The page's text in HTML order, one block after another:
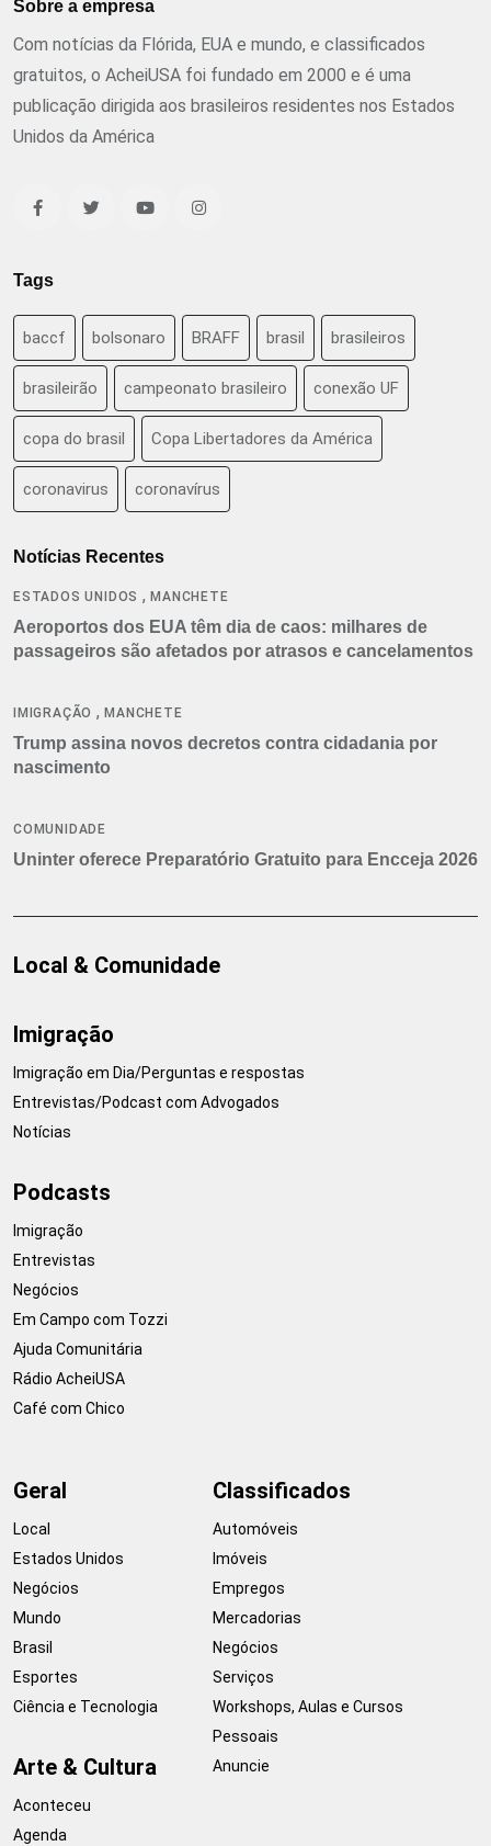
Sobre a empresa
Com notícias da Flórida, EUA e mundo, e classificados
gratuitos, o AcheiUSA foi fundado em 2000 e é uma
publicação dirigida aos brasileiros residentes nos Estados
Unidos da América
Tags
baccf bolsonaro BRAFF brasil brasileiros
brasileirão campeonato brasileiro conexão UF
copa do brasil Copa Libertadores da América
coronavirus coronavírus
Notícias Recentes
ESTADOS UNIDOS ,MANCHETE
Aeroportos dos EUA têm dia de caos: milhares de
passageiros são afetados por atrasos e cancelamentos
IMIGRAÇÃO ,MANCHETE
Trump assina novos decretos contra cidadania por
nascimento
COMUNIDADE
Uninter oferece Preparatório Gratuito para Encceja 2026
Local & Comunidade
Imigração
Imigração em Dia/Perguntas e respostas
Entrevistas/Podcast com Advogados
Notícias
Podcasts
Imigração
Entrevistas
Negócios
Em Campo com Tozzi
Ajuda Comunitária
Rádio AcheiUSA
Café com Chico
Geral
Local
Estados Unidos
Negócios
Mundo
Brasil
Esportes
Ciência e Tecnologia
Arte & Cultura
Aconteceu
Agenda
Classificados
Automóveis
Imóveis
Empregos
Mercadorias
Negócios
Serviços
Workshops, Aulas e Cursos
Pessoais
Anuncie